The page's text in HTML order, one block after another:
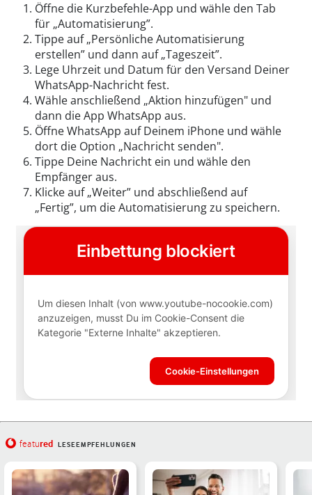
Öffne die Kurzbefehle-App und wähle den Tab
für „Automatisierung”.
Tippe auf „Persönliche Automatisierung
erstellen” und dann auf „Tageszeit”.
Lege Uhrzeit und Datum für den Versand Deiner
WhatsApp-Nachricht fest.
Wähle anschließend „Aktion hinzufügen" und
dann die App WhatsApp aus.
Öffne WhatsApp auf Deinem iPhone und wähle
dort die Option „Nachricht senden".
Tippe Deine Nachricht ein und wähle den
Empfänger aus.
Klicke auf „Weiter” und abschließend auf
„Fertig”, um die Automatisierung zu speichern.
featured LESEEMPFEHLUNGEN